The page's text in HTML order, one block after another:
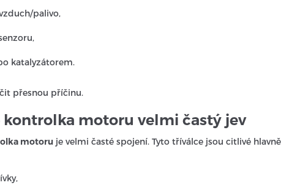
palivo,
katalyzátorem.
přesnou příčinu.
kontrolka motoru velmi častý jev
motoru je velmi časté spojení. Tyto tříválce jsou citlivé